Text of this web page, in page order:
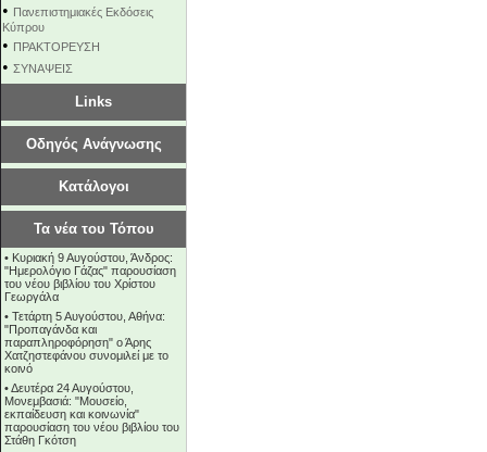
• Πανεπιστημιακές Εκδόσεις
Κύπρου
• ΠΡΑΚΤΟΡΕΥΣΗ
• ΣΥΝΑΨΕΙΣ
Links
Οδηγός Ανάγνωσης
Κατάλογοι
Τα νέα του Τόπου
• Κυριακή 9 Αυγούστου, Άνδρος:
"Ημερολόγιο Γάζας" παρουσίαση
του νέου βιβλίου του Χρίστου
Γεωργάλα
• Τετάρτη 5 Αυγούστου, Αθήνα:
"Προπαγάνδα και
παραπληροφόρηση" ο Άρης
Χατζηστεφάνου συνομιλεί με το
κοινό
•Δευτέρα 24 Αυγούστου,
Μονεμβασιά: "Μουσείο,
εκπαίδευση και κοινωνία"
παρουσίαση του νέου βιβλίου του
Στάθη Γκότση